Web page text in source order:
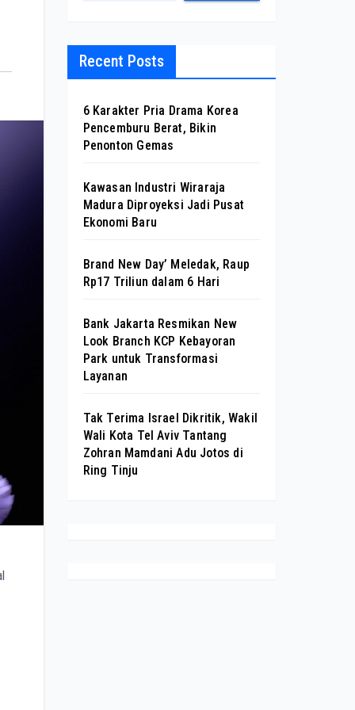
Recent Posts
6 Karakter Pria Drama Korea
Pencemburu Berat, Bikin
Penonton Gemas
Kawasan Industri Wiraraja
Madura Diproyeksi Jadi Pusat
Ekonomi Baru
Brand New Day’ Meledak, Raup
Rp17 Triliun dalam 6 Hari
Bank Jakarta Resmikan New
Look Branch KCP Kebayoran
Park untuk Transformasi
Layanan
Tak Terima Israel Dikritik, Wakil
Wali Kota Tel Aviv Tantang
Zohran Mamdani Adu Jotos di
Ring Tinju